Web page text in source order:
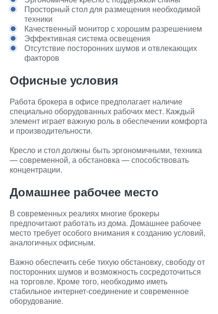
Просторный стол для размещения необходимой
техники
Качественный монитор с хорошим разрешением
Эффективная система освещения
Отсутствие посторонних шумов и отвлекающих
факторов
Офисные условия
Работа брокера в офисе предполагает наличие
специально оборудованных рабочих мест. Каждый
элемент играет важную роль в обеспечении комфорта
и производительности.
Кресло и стол должны быть эргономичными, техника
— современной, а обстановка — способствовать
концентрации.
Домашнее рабочее место
В современных реалиях многие брокеры
предпочитают работать из дома. Домашнее рабочее
место требует особого внимания к созданию условий,
аналогичных офисным.
Важно обеспечить себе тихую обстановку, свободу от
посторонних шумов и возможность сосредоточиться
на торговле. Кроме того, необходимо иметь
стабильное интернет-соединение и современное
оборудование.